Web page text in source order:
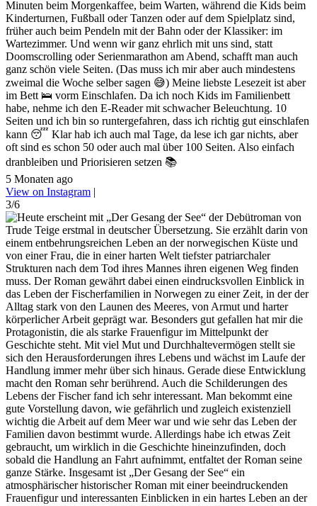
Minuten beim Morgenkaffee, beim Warten, während die Kids beim
Kinderturnen, Fußball oder Tanzen oder auf dem Spielplatz sind,
früher auch beim Pendeln mit der Bahn oder der Klassiker: im
Wartezimmer. Und wenn wir ganz ehrlich mit uns sind, statt
Doomscrolling oder Serienmarathon am Abend, schafft man auch
ganz schön viele Seiten. (Das muss ich mir aber auch mindestens
zweimal die Woche selber sagen 😅) Meine liebste Lesezeit ist aber
im Bett 🛌 vorm Einschlafen. Da ich noch Kids im Familienbett
habe, nehme ich den E-Reader mit schwacher Beleuchtung. 10
Seiten und ich bin so runtergefahren, dass ich richtig gut einschlafen
kann 😴 Klar hab ich auch mal Tage, da lese ich gar nichts, aber
oft sind es schon 50 oder auch mal über 100 Seiten. Also einfach
dranbleiben und Priorisieren setzen 📚
5 Monaten ago
View on Instagram |
3/6